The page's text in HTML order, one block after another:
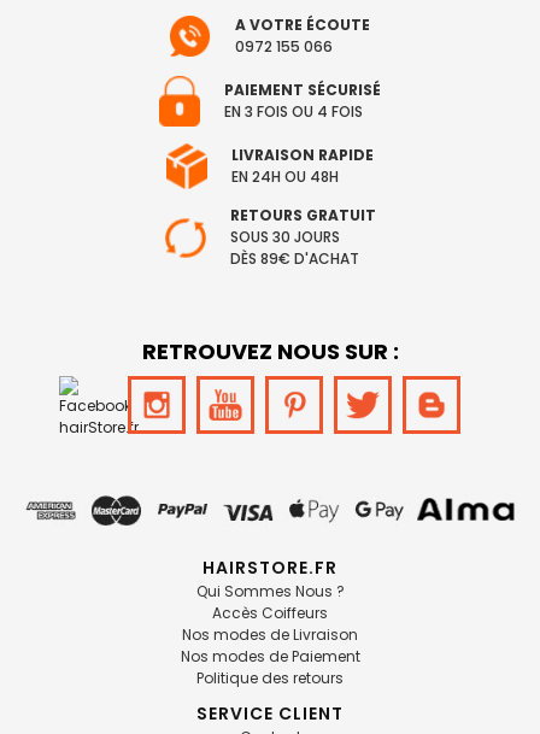
A VOTRE ÉCOUTE
0972 155 066
PAIEMENT SÉCURISÉ
EN 3 FOIS OU 4 FOIS
LIVRAISON RAPIDE
EN 24H OU 48H
RETOURS GRATUIT
SOUS 30 JOURS
DÈS 89€ D'ACHAT
RETROUVEZ NOUS SUR :
HAIRSTORE.FR
Qui Sommes Nous ?
Accès Coiffeurs
Nos modes de Livraison
Nos modes de Paiement
Politique des retours
SERVICE CLIENT